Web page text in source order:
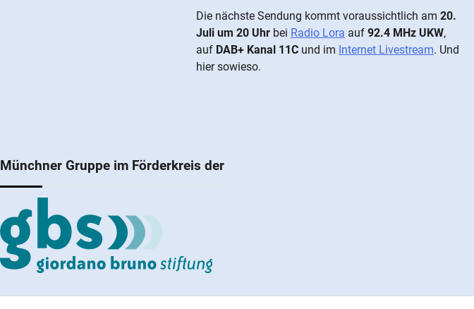
Die näch­ste Sen­dung kommt vor­aus­sicht­lich am 20.
Juli um 20 Uhrbei Radio Lora auf 92.4 MHz UKW,
auf DAB+ Kanal 11Cund im Internet Livestream. Und
hier sowieso.
Münchner Gruppe im Förderkreis der